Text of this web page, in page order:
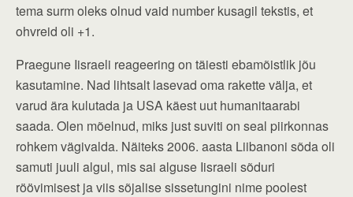
tema surm oleks olnud vaid number kusagil tekstis, et
ohvreid oli +1.
Praegune Iisraeli reageering on täiesti ebamõistlik jõu
kasutamine. Nad lihtsalt lasevad oma rakette välja, et
varud ära kulutada ja USA käest uut humanitaarabi
saada. Olen mõelnud, miks just suviti on seal piirkonnas
rohkem vägivalda. Näiteks 2006. aasta Liibanoni sõda oli
samuti juuli algul, mis sai alguse Iisraeli sõduri
röövimisest ja viis sõjalise sissetungini nime poolest